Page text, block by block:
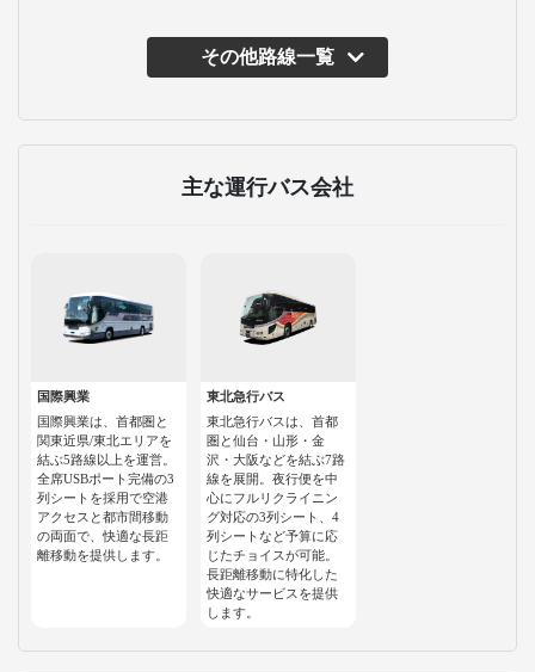
その他路線一覧
主な運行バス会社
国際興業
国際興業は、首都圏と
関東近県/東北エリアを
結ぶ5路線以上を運営。
全席USBポート完備の3
列シートを採用で空港
アクセスと都市間移動
の両面で、快適な長距
離移動を提供します。
東北急行バス
東北急行バスは、首都
圏と仙台・山形・金
沢・大阪などを結ぶ7路
線を展開。夜行便を中
心にフルリクライニン
グ対応の3列シート、4
列シートなど予算に応
じたチョイスが可能。
長距離移動に特化した
快適なサービスを提供
します。